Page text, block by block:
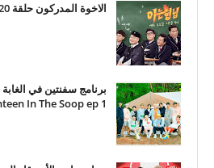
الاخوة المدركون حلقة 120
In The Soop ep 1